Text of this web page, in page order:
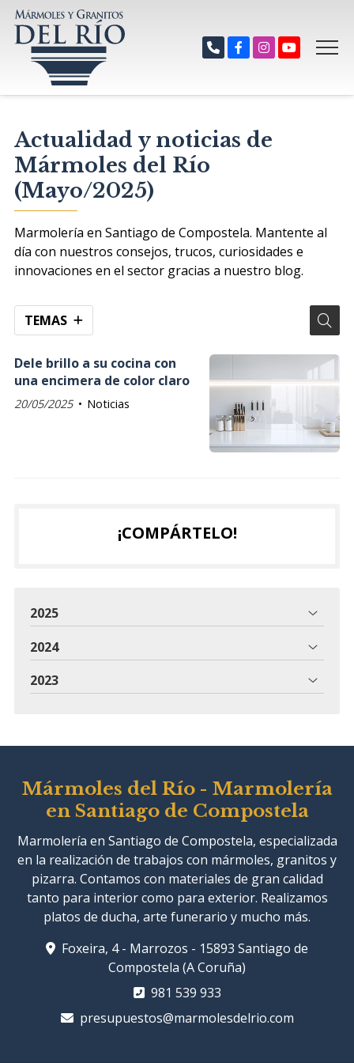
Actualidad y noticias de
Mármoles del Río
(Mayo/2025)
Marmolería en Santiago de Compostela. Mantente al
día con nuestros consejos, trucos, curiosidades e
innovaciones en el sector gracias a nuestro blog.
TEMAS
Dele brillo a su cocina con
una encimera de color claro
20/05/2025 Noticias
¡COMPÁRTELO!
2025
2024
2023
Mármoles del Río - Marmolería
en Santiago de Compostela
Marmolería en Santiago de Compostela, especializada
en la realización de trabajos con mármoles, granitos y
pizarra. Contamos con materiales de gran calidad
tanto para interior como para exterior. Realizamos
platos de ducha, arte funerario y mucho más.
Foxeira, 4 - Marrozos - 15893 Santiago de
Compostela (A Coruña)
981 539 933
presupuestos@marmolesdelrio.com